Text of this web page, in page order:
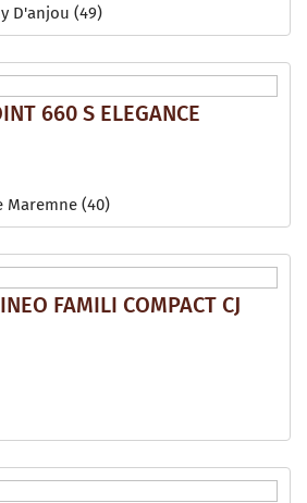
D'anjou (49)
660 S ELEGANCE
Maremne (40)
FAMILI COMPACT CJ